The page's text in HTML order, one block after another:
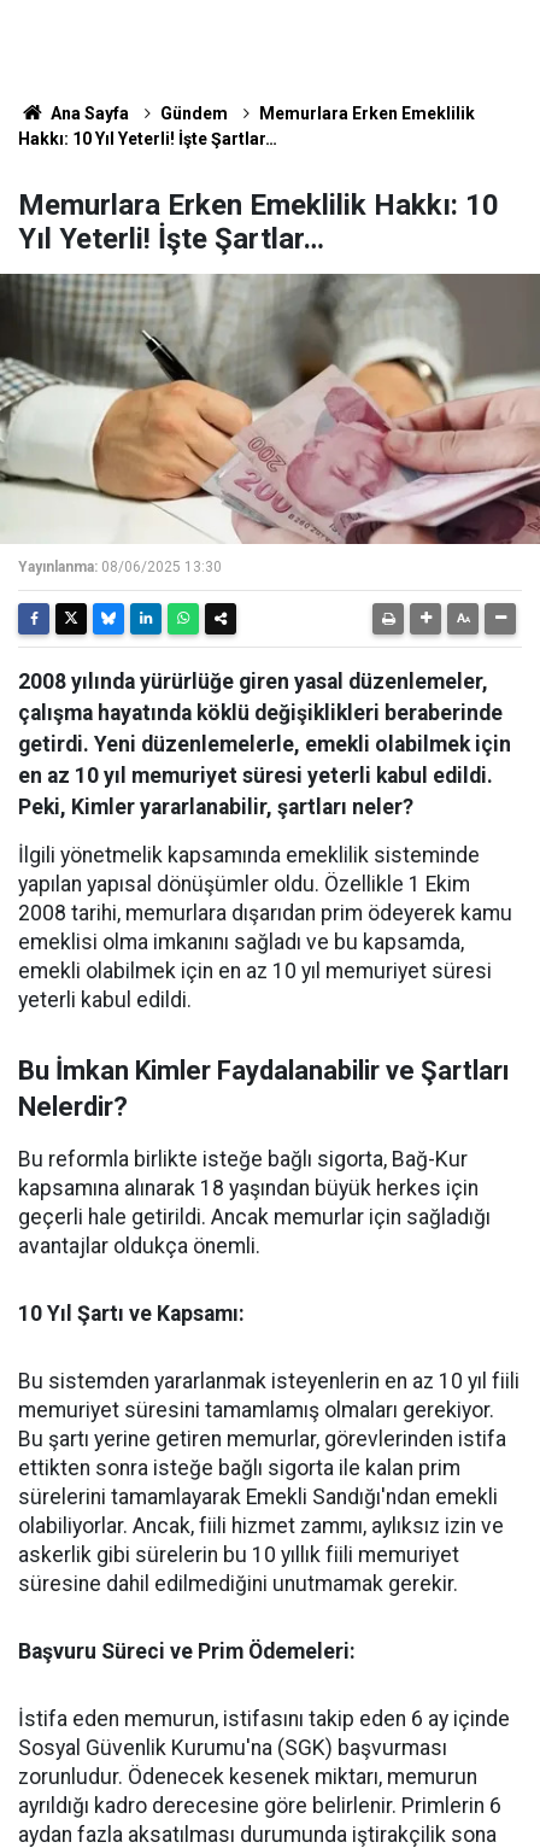
Ana Sayfa Gündem
Memurlara Erken Emeklilik
Hakkı: 10 Yıl Yeterli! İşte Şartlar…
Memurlara Erken Emeklilik Hakkı: 10
Yıl Yeterli! İşte Şartlar…
Yayınlanma: 08/06/2025 13:30
2008 yılında yürürlüğe giren yasal düzenlemeler,
çalışma hayatında köklü değişiklikleri beraberinde
getirdi. Yeni düzenlemelerle, emekli olabilmek için
en az 10 yıl memuriyet süresi yeterli kabul edildi.
Peki, Kimler yararlanabilir, şartları neler?
İlgili yönetmelik kapsamında emeklilik sisteminde
yapılan yapısal dönüşümler oldu. Özellikle 1 Ekim
2008 tarihi, memurlara dışarıdan prim ödeyerek kamu
emeklisi olma imkanını sağladı ve bu kapsamda,
emekli olabilmek için en az 10 yıl memuriyet süresi
yeterli kabul edildi.
Bu İmkan Kimler Faydalanabilir ve Şartları
Nelerdir?
Bu reformla birlikte isteğe bağlı sigorta, Bağ-Kur
kapsamına alınarak 18 yaşından büyük herkes için
geçerli hale getirildi. Ancak memurlar için sağladığı
avantajlar oldukça önemli.
10 Yıl Şartı ve Kapsamı:
Bu sistemden yararlanmak isteyenlerin en az 10 yıl fiili
memuriyet süresini tamamlamış olmaları gerekiyor.
Bu şartı yerine getiren memurlar, görevlerinden istifa
ettikten sonra isteğe bağlı sigorta ile kalan prim
sürelerini tamamlayarak Emekli Sandığı'ndan emekli
olabiliyorlar. Ancak, fiili hizmet zammı, aylıksız izin ve
askerlik gibi sürelerin bu 10 yıllık fiili memuriyet
süresine dahil edilmediğini unutmamak gerekir.
Başvuru Süreci ve Prim Ödemeleri:
İstifa eden memurun, istifasını takip eden 6 ay içinde
Sosyal Güvenlik Kurumu'na (SGK) başvurması
zorunludur. Ödenecek kesenek miktarı, memurun
ayrıldığı kadro derecesine göre belirlenir. Primlerin 6
aydan fazla aksatılması durumunda iştirakçilik sona